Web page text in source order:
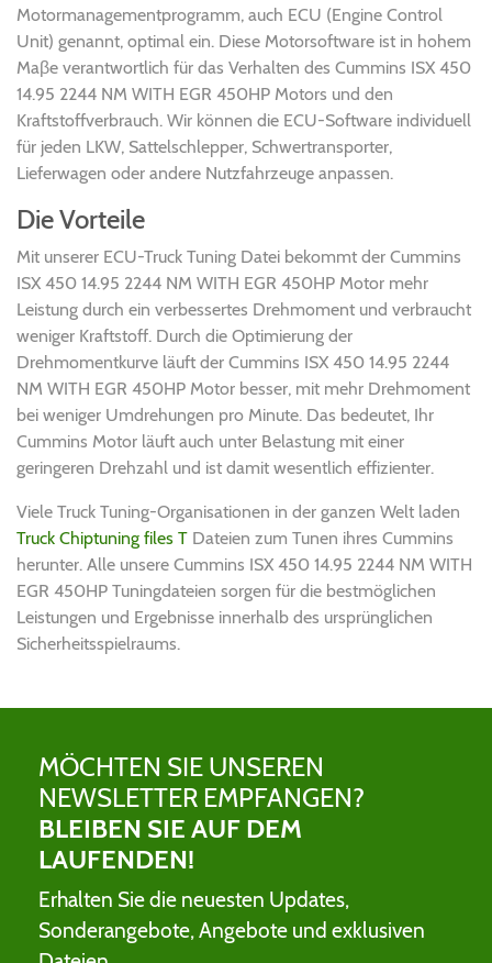
Motormanagementprogramm, auch ECU (Engine Control
Unit) genannt, optimal ein. Diese Motorsoftware ist in hohem
Maβe verantwortlich für das Verhalten des Cummins ISX 450
14.95 2244 NM WITH EGR 450HP Motors und den
Kraftstoffverbrauch. Wir können die ECU-Software individuell
für jeden LKW, Sattelschlepper, Schwertransporter,
Lieferwagen oder andere Nutzfahrzeuge anpassen.
Die Vorteile
Mit unserer ECU-Truck Tuning Datei bekommt der Cummins
ISX 450 14.95 2244 NM WITH EGR 450HP Motor mehr
Leistung durch ein verbessertes Drehmoment und verbraucht
weniger Kraftstoff. Durch die Optimierung der
Drehmomentkurve läuft der Cummins ISX 450 14.95 2244
NM WITH EGR 450HP Motor besser, mit mehr Drehmoment
bei weniger Umdrehungen pro Minute. Das bedeutet, Ihr
Cummins Motor läuft auch unter Belastung mit einer
geringeren Drehzahl und ist damit wesentlich effizienter.
Viele Truck Tuning-Organisationen in der ganzen Welt laden
Truck Chiptuning files T Dateien zum Tunen ihres Cummins
herunter. Alle unsere Cummins ISX 450 14.95 2244 NM WITH
EGR 450HP Tuningdateien sorgen für die bestmöglichen
Leistungen und Ergebnisse innerhalb des ursprünglichen
Sicherheitsspielraums.
MÖCHTEN SIE UNSEREN
NEWSLETTER EMPFANGEN?
BLEIBEN SIE AUF DEM
LAUFENDEN!
Erhalten Sie die neuesten Updates,
Sonderangebote, Angebote und exklusiven